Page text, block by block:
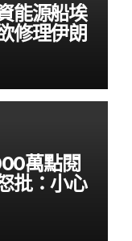
能源船埃
修理伊朗
萬點閱
批：小心